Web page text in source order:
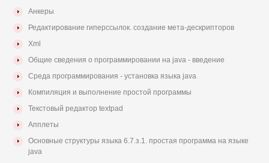
Анкеры
Редактирование гиперссылок. создание мета-дескрипторов
Xml
Общие сведения о программировании на java - введение
Среда программирования - установка языка java
Компиляция и выполнение простой программы
Текстовый редактор textpad
Апплеты
Основные структуры языка 6.7.з.1. простая программа на языке
java